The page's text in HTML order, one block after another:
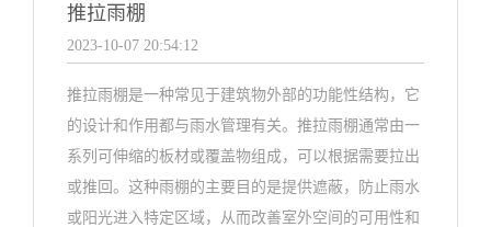
推拉雨棚
2023-10-07 20:54:12
推拉雨棚是一种常见于建筑物外部的功能性结构，它
的设计和作用都与雨水管理有关。推拉雨棚通常由一
系列可伸缩的板材或覆盖物组成，可以根据需要拉出
或推回。这种雨棚的主要目的是提供遮蔽，防止雨水
或阳光进入特定区域，从而改善室外空间的可用性和